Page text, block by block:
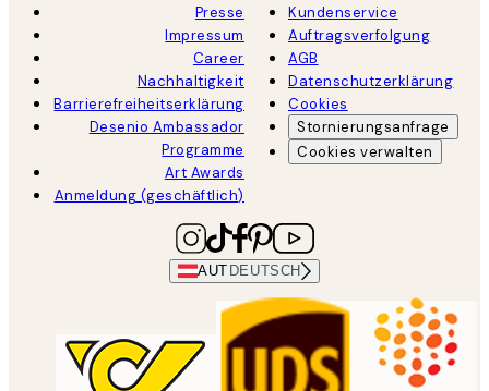
Presse
Impressum
Career
Nachhaltigkeit
Barrierefreiheitserklärung
Desenio Ambassador
Programme
Art Awards
Anmeldung (geschäftlich)
Kundenservice
Auftragsverfolgung
AGB
Datenschutzerklärung
Cookies
Stornierungsanfrage
Cookies verwalten
AUT DEUTSCH